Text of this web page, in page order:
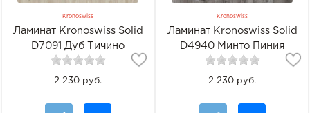
Kronoswiss
Ламинат Kronoswiss Solid
D7091 Дуб Тичино
2 230 руб.
Kronoswiss
Ламинат Kronoswiss Solid
D4940 Минто Пиния
2 230 руб.